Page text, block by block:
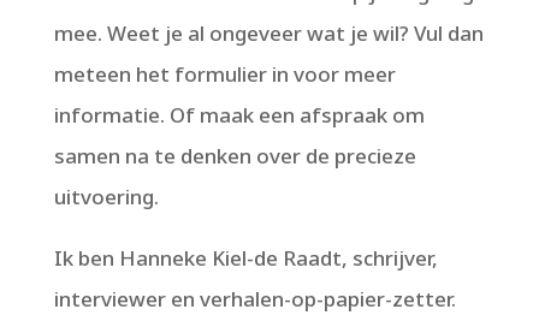
mee. Weet je al ongeveer wat je wil? Vul dan
meteen het formulier in voor meer
informatie. Of maak een afspraak om
samen na te denken over de precieze
uitvoering.
Ik ben Hanneke Kiel-de Raadt, schrijver,
interviewer en verhalen-op-papier-zetter.